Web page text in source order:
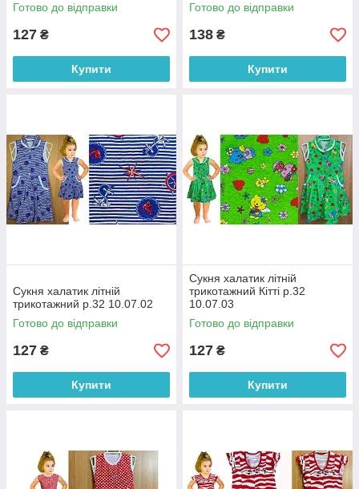
Готово до відправки
127 ₴
Купити
Готово до відправки
138 ₴
Купити
Сукня халатик літній
трикотажний р.32 10.07.02
Готово до відправки
127 ₴
Купити
Сукня халатик літній
трикотажний Кітті р.32
10.07.03
Готово до відправки
127 ₴
Купити